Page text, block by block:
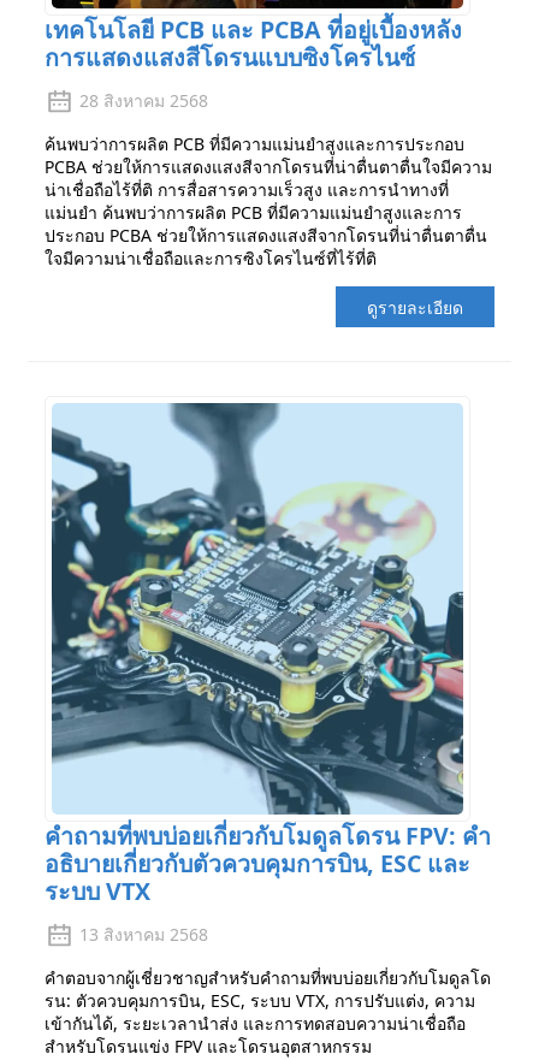
เทคโนโลยี PCB และ PCBA ที่อยู่เบื้องหลัง
การแสดงแสงสีโดรนแบบซิงโครไนซ์
28 สิงหาคม 2568
ค้นพบว่าการผลิต PCB ที่มีความแม่นยำสูงและการประกอบ
PCBA ช่วยให้การแสดงแสงสีจากโดรนที่น่าตื่นตาตื่นใจมีความ
น่าเชื่อถือไร้ที่ติ การสื่อสารความเร็วสูง และการนำทางที่
แม่นยำ ค้นพบว่าการผลิต PCB ที่มีความแม่นยำสูงและการ
ประกอบ PCBA ช่วยให้การแสดงแสงสีจากโดรนที่น่าตื่นตาตื่น
ใจมีความน่าเชื่อถือและการซิงโครไนซ์ที่ไร้ที่ติ
ดูรายละเอียด
คำถามที่พบบ่อยเกี่ยวกับโมดูลโดรน FPV: คำ
อธิบายเกี่ยวกับตัวควบคุมการบิน, ESC และ
ระบบ VTX
13 สิงหาคม 2568
คำตอบจากผู้เชี่ยวชาญสำหรับคำถามที่พบบ่อยเกี่ยวกับโมดูลโด
รน: ตัวควบคุมการบิน, ESC, ระบบ VTX, การปรับแต่ง, ความ
เข้ากันได้, ระยะเวลานำส่ง และการทดสอบความน่าเชื่อถือ
สำหรับโดรนแข่ง FPV และโดรนอุตสาหกรรม